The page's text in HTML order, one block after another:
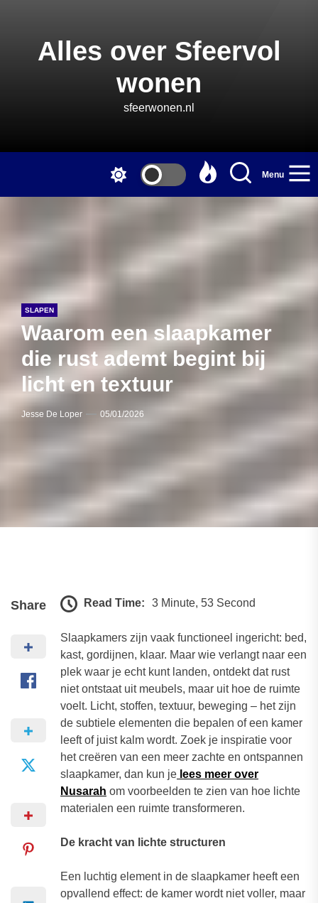
Alles over Sfeervol
wonen
sfeerwonen.nl
Menu
SLAPEN
Waarom een slaapkamer
die rust ademt begint bij
licht en textuur
Jesse De Loper 05/01/2026
Share Read Time: 3 Minute, 53 Second
Slaapkamers zijn vaak functioneel ingericht: bed,
kast, gordijnen, klaar. Maar wie verlangt naar een
plek waar je echt kunt landen, ontdekt dat rust
niet ontstaat uit meubels, maar uit hoe de ruimte
voelt. Licht, stoffen, textuur, beweging – het zijn
de subtiele elementen die bepalen of een kamer
leeft of juist kalm wordt. Zoek je inspiratie voor
het creëren van een meer zachte en ontspannen
slaapkamer, dan kun je lees meer over
Nusarah om voorbeelden te zien van hoe lichte
materialen een ruimte transformeren.
De kracht van lichte structuren
Een luchtig element in de slaapkamer heeft een
opvallend effect: de kamer wordt niet voller, maar